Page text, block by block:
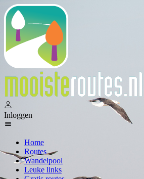
Inloggen
Home
Routes
Wandelpool
Leuke links